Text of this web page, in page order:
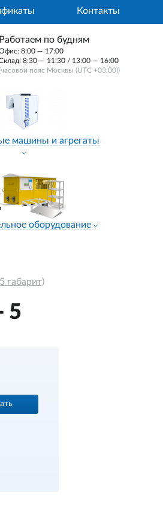
Контакты
Работаем по будням
8:00 — 17:00
8:30 — 11:30 / 13:00 — 16:00
пояс Москвы (UTC +03:00))
машины и агрегаты
оборудование
габарит)
5